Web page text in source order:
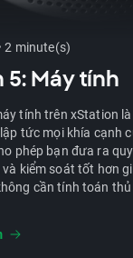
2 minute(s)
5: Máy tính
tính trên xStation
tức mọi khía cạnh
phép bạn đưa ra
kiểm soát tốt hơn
cần tính toán